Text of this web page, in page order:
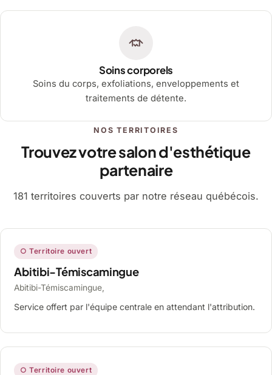
Soins corporels
Soins du corps, exfoliations, enveloppements et
traitements de détente.
NOS TERRITOIRES
Trouvez votre salon d'esthétique
partenaire
181 territoires couverts par notre réseau québécois.
○ Territoire ouvert
Abitibi-Témiscamingue
Abitibi-Témiscamingue,
Service offert par l'équipe centrale en attendant l'attribution.
○ Territoire ouvert